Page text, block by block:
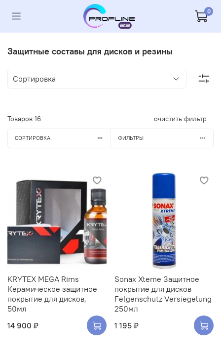
0
Защитные составы для дисков и резины
Товаров 16 очистить фильтр
СОРТИРОВКА ФИЛЬТРЫ
KRYTEX MEGA Rims
Керамическое защитное
покрытие для дисков,
50мл
14 900 ₽
Sonax Xteme Защитное
покрытие для дисков
Felgenschutz Versiegelung
250мл
1 195 ₽